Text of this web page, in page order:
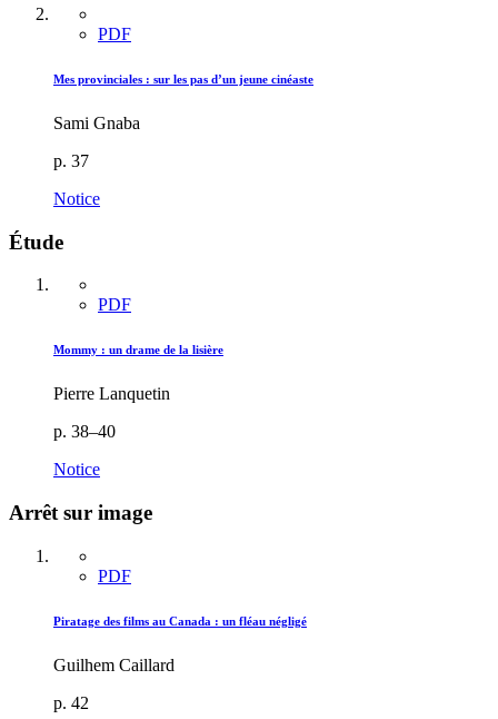
PDF
Mes provinciales : sur les pas d’un jeune cinéaste
Sami Gnaba
p. 37
Notice
Étude
PDF
Mommy : un drame de la lisière
Pierre Lanquetin
p. 38–40
Notice
Arrêt sur image
PDF
Piratage des films au Canada : un fléau négligé
Guilhem Caillard
p. 42